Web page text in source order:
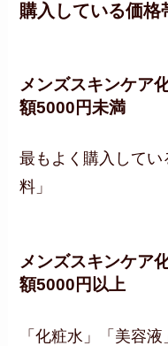
購入している価格
メンズスキンケア
額5000円未満
最もよく購入して
料」
メンズスキンケア
額5000円以上
「化粧水」「美容